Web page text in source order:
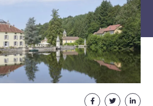
DE L’INVENTAIRE
DE L’ÉQUIPE
ACCORDÉS PAR LA
FacebookTwitter